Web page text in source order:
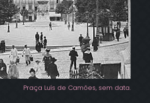
Praça Luís de Camões, sem data.